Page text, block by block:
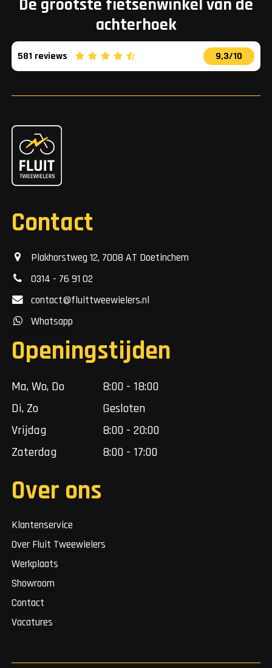
De grootste fietsenwinkel van de
achterhoek
581 reviews 9,3/10
Contact
Plakhorstweg 12, 7008 AT Doetinchem
0314 - 76 91 02
contact@fluittweewielers.nl
Whatsapp
Openingstijden
Ma, Wo, Do
8:00 - 18:00
Di, Zo
Gesloten
Vrijdag
8:00 - 20:00
Zaterdag
8:00 - 17:00
Over ons
Klantenservice
Over Fluit Tweewielers
Werkplaats
Showroom
Contact
Vacatures